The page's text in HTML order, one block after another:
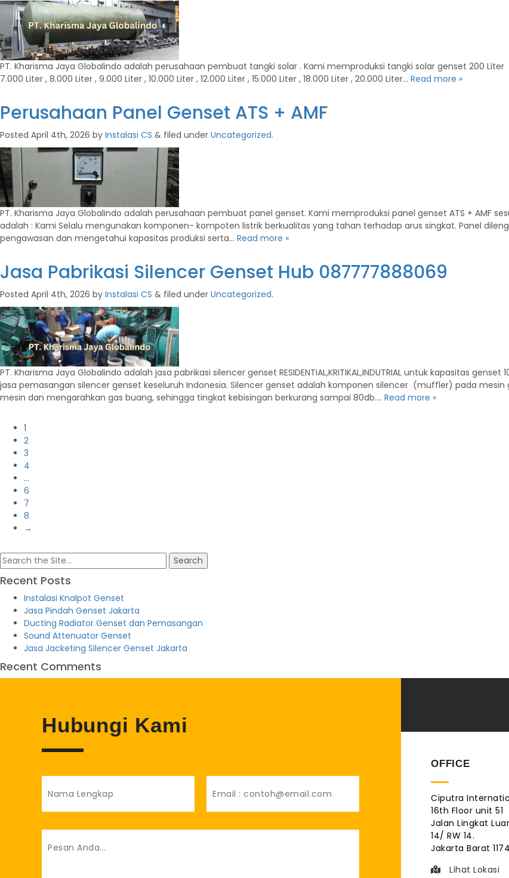
PT. Kharisma Jaya Globalindo adalah perusahaan pembuat tangki solar . Kami memproduksi tangki solar genset 200 Liter
7.000 Liter , 8.000 Liter , 9.000 Liter , 10.000 Liter , 12.000 Liter , 15.000 Liter , 18.000 Liter , 20.000 Liter… Read more »
Perusahaan Panel Genset ATS + AMF
Posted April 4th, 2026 by Instalasi CS & filed under Uncategorized.
PT. Kharisma Jaya Globalindo adalah perusahaan pembuat panel genset. Kami memproduksi panel genset ATS + AMF
adalah : Kami Selalu mengunakan komponen- kompoten listrik berkualitas yang tahan terhadap arus singkat. Panel
pengawasan dan mengetahui kapasitas produksi serta… Read more »
Jasa Pabrikasi Silencer Genset Hub 087777888069
Posted April 4th, 2026 by Instalasi CS & filed under Uncategorized.
PT. Kharisma Jaya Globalindo adalah jasa pabrikasi silencer genset RESIDENTIAL,KRITIKAL,INDUTRIAL untuk kapasitas
jasa pemasangan silencer genset keseluruh Indonesia. Silencer genset adalah komponen silencer (muffler) pada
mesin dan mengarahkan gas buang, sehingga tingkat kebisingan berkurang sampai 80db…. Read more »
1
2
3
4
…
6
7
8
→
Search
for:
Recent Posts
Instalasi Knalpot Genset
Jasa Pindah Genset Jakarta
Ducting Radiator Genset dan Pemasangan
Sound Attenuator Genset
Jasa Jacketing Silencer Genset Jakarta
Recent Comments
Hubungi Kami
OFFICE
Ciputra
16th Floor unit 51
Jalan Lingkat Luar
14/ RW 14.
Jakarta Barat
Lihat Lokasi